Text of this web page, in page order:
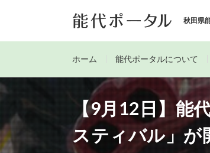
秋田県
ホーム 能代ポータルについて
【9月12日】能
スティバル」が